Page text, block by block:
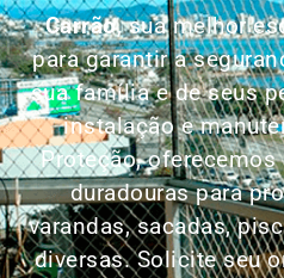
Carrão, sua melhor
para garantir a
sua família e de seus
instalação e
Proteção,
duradouras para
varandas, sacadas,
diversas. Solicite seu